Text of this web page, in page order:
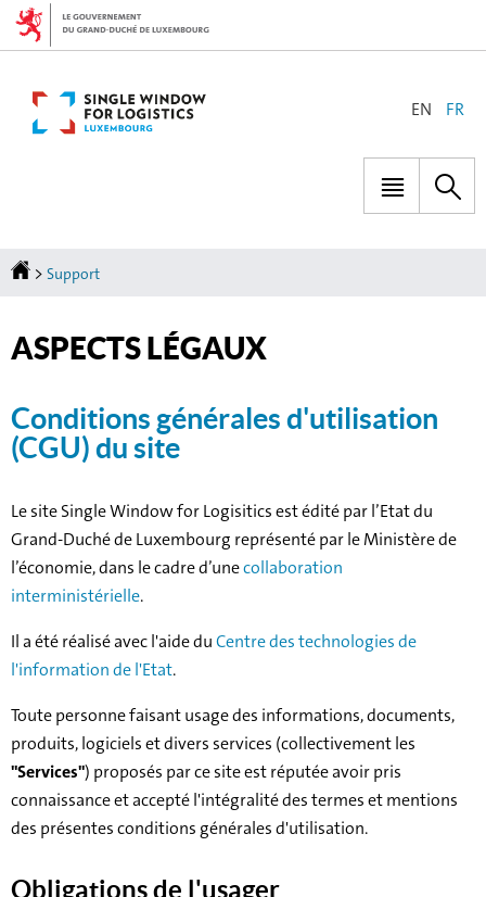
Aller
Aller
EN FR
Accueil
> Support
ASPECTS LÉGAUX
Conditions générales d'utilisation
(CGU) du site
Le site Single Window for Logisitics est édité par l’Etat du
Grand-Duché de Luxembourg représenté par le Ministère de
l’économie, dans le cadre d’unecollaboration
interministérielle.
Il a été réalisé avec l'aide duCentre des technologies de
l'information de l'Etat.
Toute personne faisant usage des informations, documents,
produits, logiciels et divers services (collectivement les
"Services") proposés par ce site est réputée avoir pris
connaissance et accepté l'intégralité des termes et mentions
des présentes conditions générales d'utilisation.
Obligations de l'usager